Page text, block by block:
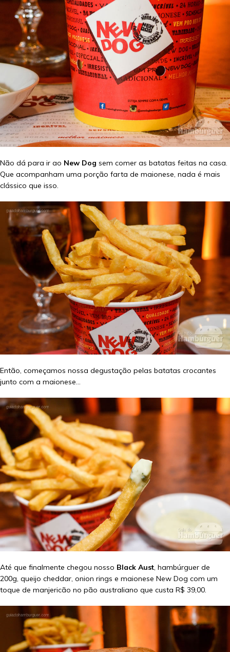
Não dá para ir ao New Dog sem comer as batatas feitas na casa.
Que acompanham uma porção farta de maionese, nada é mais
clássico que isso.
Então, começamos nossa degustação pelas batatas crocantes
junto com a maionese…
Até que finalmente chegou nosso Black Aust, hambúrguer de
200g, queijo cheddar, onion rings e maionese New Dog com um
toque de manjericão no pão australiano que custa R$ 39,00.